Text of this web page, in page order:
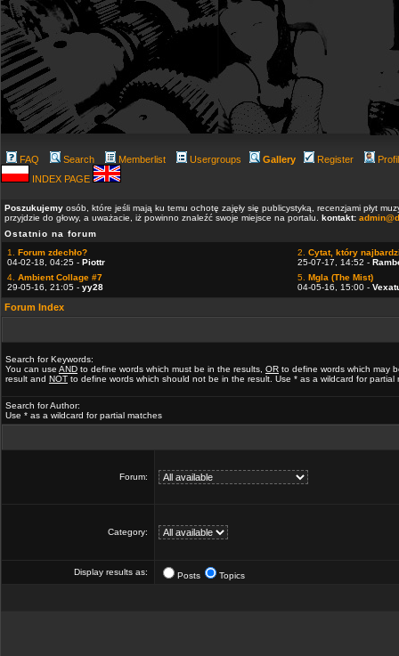
FAQ Search Memberlist Usergroups Gallery Register
INDEX PAGE
Poszukujemy osób, które jeśli mają ku temu ochotę zajęły się publicystyką, recenzjami płyt
przyjdzie do głowy, a uważacie, iż powinno znaleźć swoje miejsce na portalu. kontakt:
Ostatnio na forum
1. Forum zdechło?
04-02-18, 04:25 - Piottr
2. Cytat, który
25-07-17, 14:52 -
4. Ambient Collage #7
29-05-16, 21:05 - yy28
5. Mgla (The Mist)
04-05-16, 15:00 -
Forum Index
Search for Keywords:
You can use AND to define words which must be in the results, OR to define words which may
result and NOT to define words which should not be in the result. Use * as a wildcard for partial
Search for Author:
Use * as a wildcard for partial matches
Forum:
Category:
Display results as: Posts Topics